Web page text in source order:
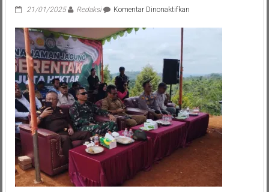
21/01/2025 Redaksi Komentar Dinonaktifkanpada
Jadi
Andalan
Deteksi
Dini
Kasus
Influenza